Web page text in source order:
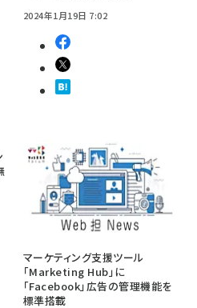
2024年1月19日 7:02
マーケティング支援ツール
「Marketing Hub」に
「Facebook」広告の管理機能を
標準搭載